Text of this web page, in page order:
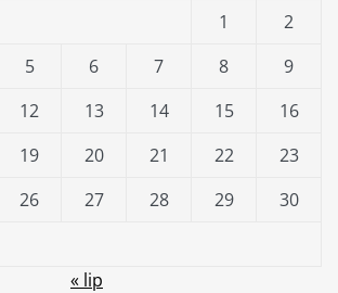
1
2
5 6 7 8
9
12 13 14 15
16
19 20 21 22
23
26 27 28 29
30
« lip